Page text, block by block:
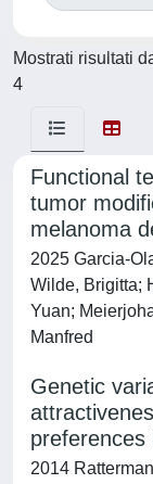
Mostrati risultati
4
Functional
tumor
melanoma
2025 Garcia-
Wilde, Brigitta;
Yuan;
Manfred
Genetic
preferences
2014